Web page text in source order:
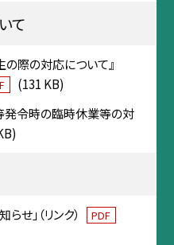
て
の際の対応について』
(131 KB)
発令時の臨時休業等の対
せ」（リンク） PDF